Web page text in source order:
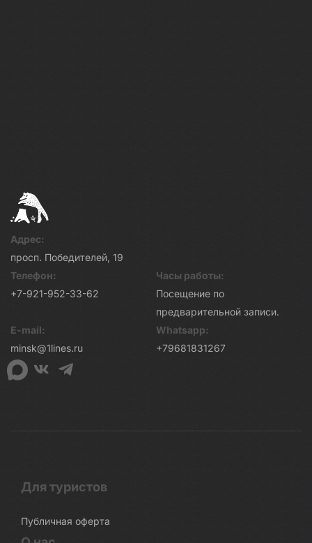
Адрес:
просп. Победителей, 19
Телефон:
+7-921-952-33-62
Часы работы:
Посещение по
предварительной записи.
E-mail:
minsk@1lines.ru
Whatsapp:
+79681831267
Для туристов
Публичная оферта